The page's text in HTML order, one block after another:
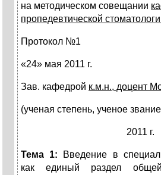
на методическом совещании
пропедевтической
Протокол №1
«24» мая 2011 г.
Зав. кафедрой к.м.н., доцент
(ученая степень, ученое
2011 г.
Тема 1: Введение в
как единый раздел